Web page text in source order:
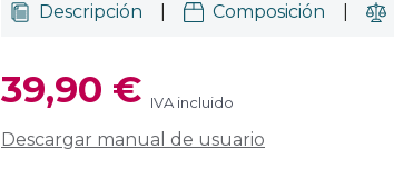
Descripción Composición
39,90 € IVA incluido
Descargar manual de usuario